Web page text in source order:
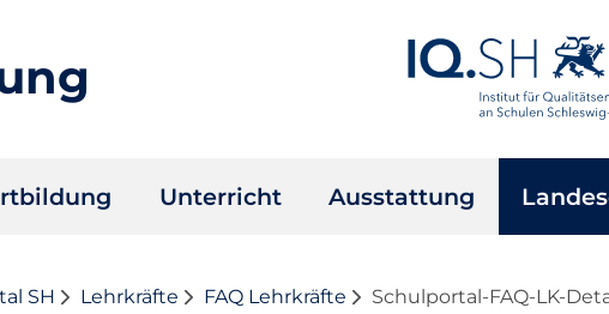
Unterricht Ausstattung
SH Lehrkräfte FAQ Lehrkräfte Schulportal-FAQ-LK-